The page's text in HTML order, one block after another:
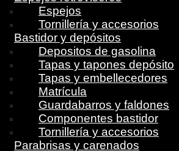
Espejos
Tornillería y accesorios
Bastidor y depósitos
Depositos de gasolina
Tapas y tapones depósito
Tapas y embellecedores
Matrícula
Guardabarros y faldones
Componentes bastidor
Tornillería y accesorios
Parabrisas y carenados